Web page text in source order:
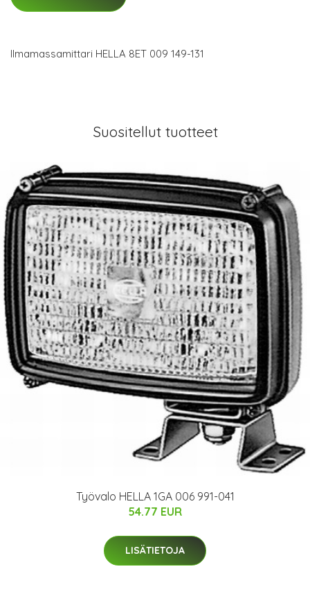
Ilmamassamittari HELLA 8ET 009 149-131
Suositellut tuotteet
Työvalo HELLA 1GA 006 991-041
54.77 EUR
LISÄTIETOJA